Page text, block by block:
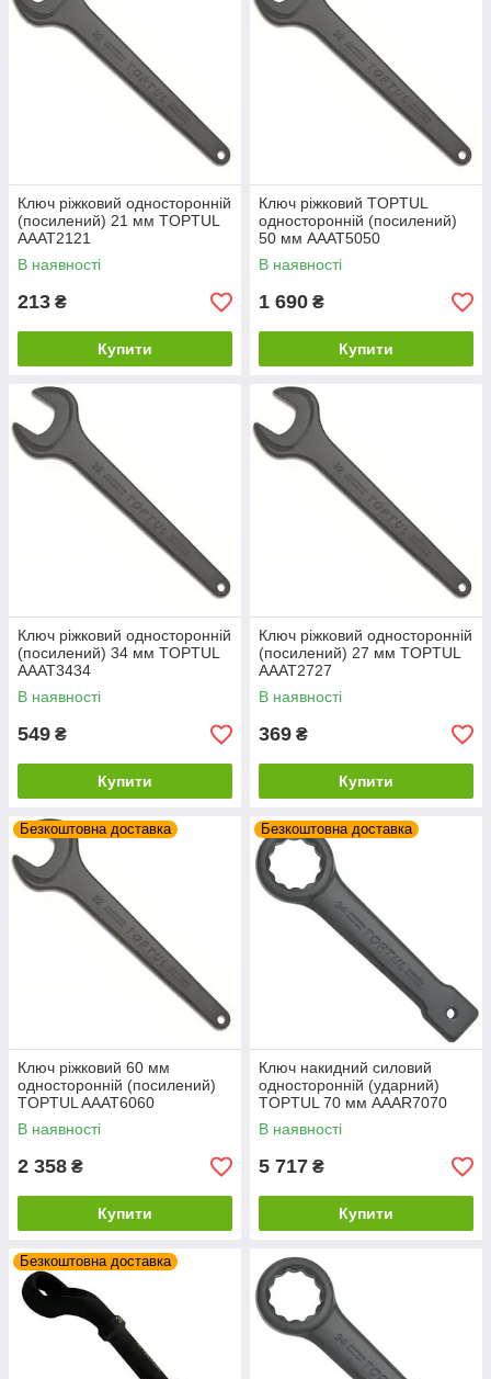
Ключ ріжковий односторонній
(посилений) 21 мм TOPTUL
AAAT2121
В наявності
213 ₴
Купити
Ключ ріжковий TOPTUL
односторонній (посилений)
50 мм AAAT5050
В наявності
1 690 ₴
Купити
Ключ ріжковий односторонній
(посилений) 34 мм TOPTUL
AAAT3434
В наявності
549 ₴
Купити
Ключ ріжковий односторонній
(посилений) 27 мм TOPTUL
AAAT2727
В наявності
369 ₴
Купити
Безкоштовна доставка
Ключ ріжковий 60 мм
односторонній (посилений)
TOPTUL AAAT6060
В наявності
2 358 ₴
Купити
Безкоштовна доставка
Ключ накидний силовий
односторонній (ударний)
TOPTUL 70 мм AAAR7070
В наявності
5 717 ₴
Купити
Безкоштовна доставка